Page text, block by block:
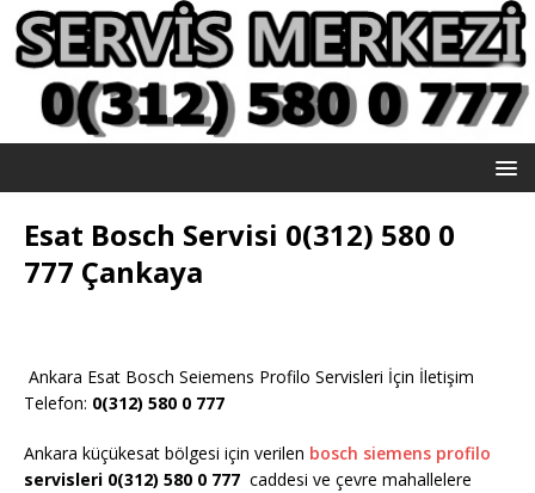
Esat Bosch Servisi 0(312) 580 0
777 Çankaya
Ankara Esat Bosch Seiemens Profilo Servisleri İçin İletişim
Telefon: 0(312) 580 0 777
Ankara küçükesat bölgesi için verilen bosch siemens profilo
servisleri 0(312) 580 0 777 caddesi ve çevre mahallelere